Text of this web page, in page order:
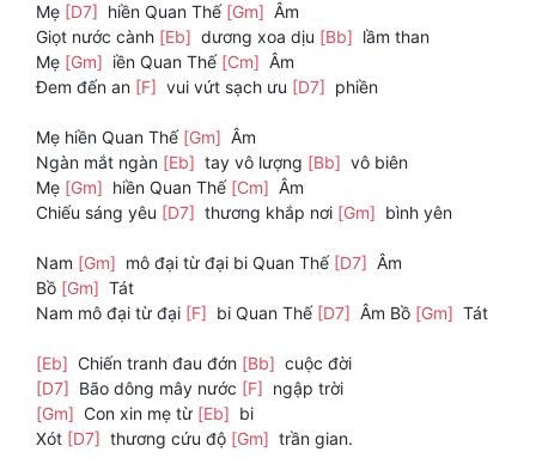
Mẹ [D7] hiền Quan Thế [Gm] Âm
Giọt nước cành [Eb] dương xoa dịu [Bb] lầm than
Mẹ [Gm] iền Quan Thế [Cm] Âm
Đem đến an [F] vui vứt sạch ưu [D7] phiền
Mẹ hiền Quan Thế [Gm] Âm
Ngàn mắt ngàn [Eb] tay vô lượng [Bb] vô biên
Mẹ [Gm] hiền Quan Thế [Cm] Âm
Chiếu sáng yêu [D7] thương khắp nơi [Gm] bình yên
Nam [Gm] mô đại từ đại bi Quan Thế [D7] Âm
Bồ [Gm] Tát
Nam mô đại từ đại [F] bi Quan Thế [D7] Âm Bồ [Gm] Tát
[Eb] Chiến tranh đau đớn [Bb] cuộc đời
[D7] Bão dông mây nước [F] ngập trời
[Gm] Con xin mẹ từ [Eb] bi
Xót [D7] thương cứu độ [Gm] trần gian.